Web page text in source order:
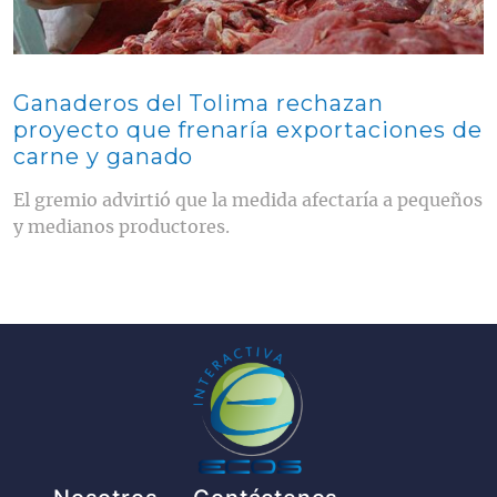
Ganaderos del Tolima rechazan
proyecto que frenaría exportaciones de
carne y ganado
El gremio advirtió que la medida afectaría a pequeños
y medianos productores.